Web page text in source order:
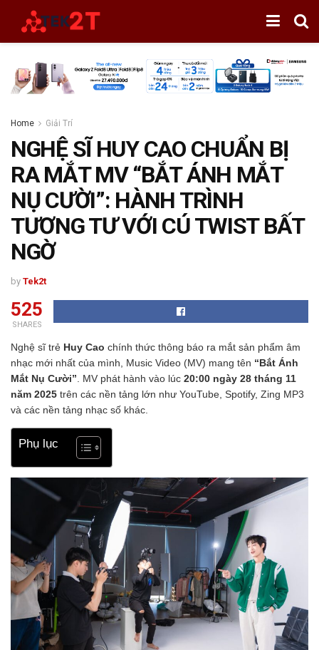
Home Giải Trí
NGHỆ SĨ HUY CAO CHUẨN BỊ
RA MẮT MV “BẮT ÁNH MẮT
NỤ CƯỜI”: HÀNH TRÌNH
TƯƠNG TƯ VỚI CÚ TWIST BẤT
NGỜ
by Tek2t
525
SHARES
Nghệ sĩ trẻ Huy Cao chính thức thông báo ra mắt sản phẩm âm
nhạc mới nhất của mình, Music Video (MV) mang tên “Bắt Ánh
Mắt Nụ Cười” . MV phát hành vào lúc 20:00 ngày 28 tháng 11
năm 2025 trên các nền tảng lớn như YouTube, Spotify, Zing MP3
và các nền tảng nhạc số khác.
Phụ lục